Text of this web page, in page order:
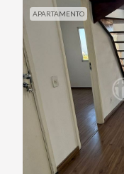
APARTAMENTO